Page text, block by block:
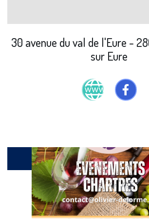
30 avenue du val de l'Eure -
sur Eure
Catalogue